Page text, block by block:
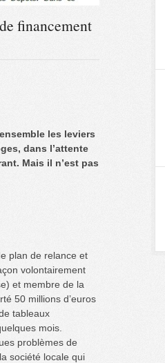
financement
les leviers
dans l’attente
Mais il n’est pas
plan de relance et
volontairement
et membre de la
50 millions d’euros
tableaux
mois.
problèmes de
société locale qui